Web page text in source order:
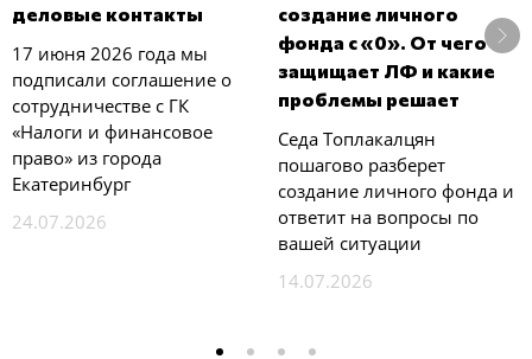
деловые контакты
17 июня 2026 года мы
подписали соглашение о
сотрудничестве с ГК
«Налоги и финансовое
право» из города
Екатеринбург
24.07.2026
создание личного
фонда с «0». От чего
защищает ЛФ и какие
проблемы решает
Седа Топлакалцян
пошагово разберет
создание личного фонда и
ответит на вопросы по
вашей ситуации
14.07.2026